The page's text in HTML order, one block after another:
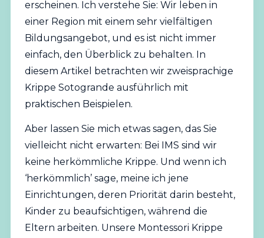
erscheinen. Ich verstehe Sie: Wir leben in
einer Region mit einem sehr vielfältigen
Bildungsangebot, und es ist nicht immer
einfach, den Überblick zu behalten. In
diesem Artikel betrachten wir zweisprachige
Krippe Sotogrande ausführlich mit
praktischen Beispielen.
Aber lassen Sie mich etwas sagen, das Sie
vielleicht nicht erwarten: Bei IMS sind wir
keine herkömmliche Krippe. Und wenn ich
‘herkömmlich’ sage, meine ich jene
Einrichtungen, deren Priorität darin besteht,
Kinder zu beaufsichtigen, während die
Eltern arbeiten. Unsere Montessori Krippe